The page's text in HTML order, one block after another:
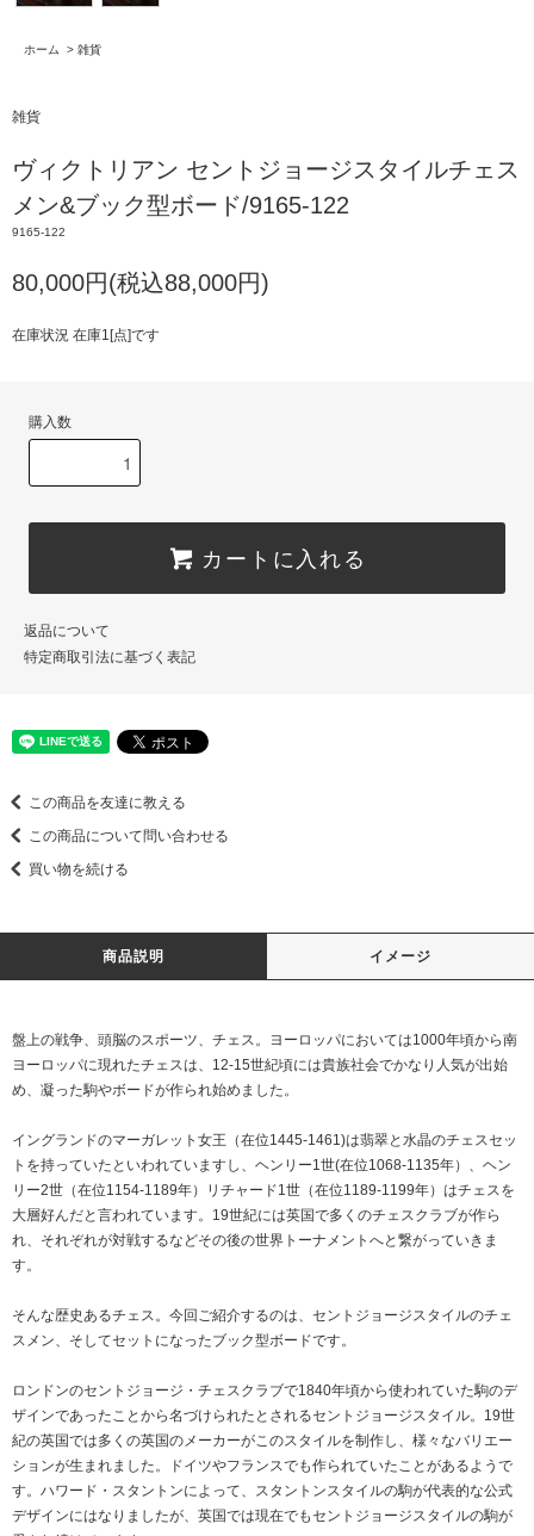
ホーム > 雑貨
雑貨
ヴィクトリアン セントジョージスタイルチェス
メン&ブック型ボード/9165-122
9165-122
80,000円(税込88,000円)
在庫状況 在庫1[点]です
購入数
カートに入れる
返品について
特定商取引法に基づく表記
この商品を友達に教える
この商品について問い合わせる
買い物を続ける
商品説明 イメージ
盤上の戦争、頭脳のスポーツ、チェス。ヨーロッパにおいては1000年頃から南
ヨーロッパに現れたチェスは、12-15世紀頃には貴族社会でかなり人気が出始
め、凝った駒やボードが作られ始めました。
イングランドのマーガレット女王（在位1445-1461)は翡翠と水晶のチェスセッ
トを持っていたといわれていますし、ヘンリー1世(在位1068-1135年）、ヘン
リー2世（在位1154-1189年）リチャード1世（在位1189-1199年）はチェスを
大層好んだと言われています。19世紀には英国で多くのチェスクラブが作ら
れ、それぞれが対戦するなどその後の世界トーナメントへと繋がっていきま
す。
そんな歴史あるチェス。今回ご紹介するのは、セントジョージスタイルのチェ
スメン、そしてセットになったブック型ボードです。
ロンドンのセントジョージ・チェスクラブで1840年頃から使われていた駒のデ
ザインであったことから名づけられたとされるセントジョージスタイル。19世
紀の英国では多くの英国のメーカーがこのスタイルを制作し、様々なバリエー
ションが生まれました。ドイツやフランスでも作られていたことがあるようで
す。ハワード・スタントンによって、スタントンスタイルの駒が代表的な公式
デザインにはなりましたが、英国では現在でもセントジョージスタイルの駒が